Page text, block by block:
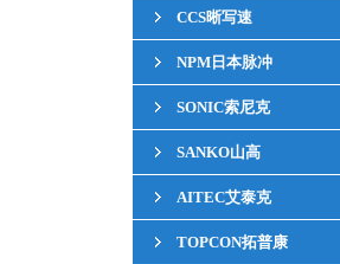
CCS晰写速
NPM日本脉冲
SONIC索尼克
SANKO山高
AITEC艾泰克
TOPCON拓普康